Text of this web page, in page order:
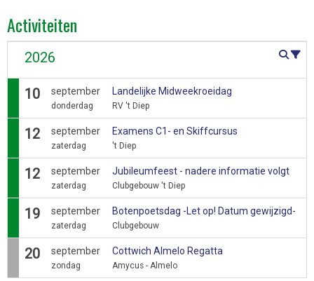
Activiteiten
2026
10 september
donderdag
Landelijke Midweekroeidag
RV 't Diep
12 september
zaterdag
Examens C1- en Skiffcursus
't Diep
12 september
zaterdag
Jubileumfeest - nadere informatie volgt
Clubgebouw 't Diep
19 september
zaterdag
Botenpoetsdag -Let op! Datum gewijzigd-
Clubgebouw
20 september
zondag
Cottwich Almelo Regatta
Amycus - Almelo